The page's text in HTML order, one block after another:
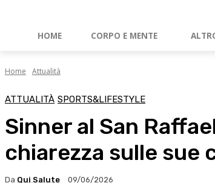
HOME CORPO E MENTE
Home Attualità
ATTUALITÀ SPORTS&LIFESTYLE
Sinner al San
chiarezza sulle sue
Da Qui Salute 09/06/2026